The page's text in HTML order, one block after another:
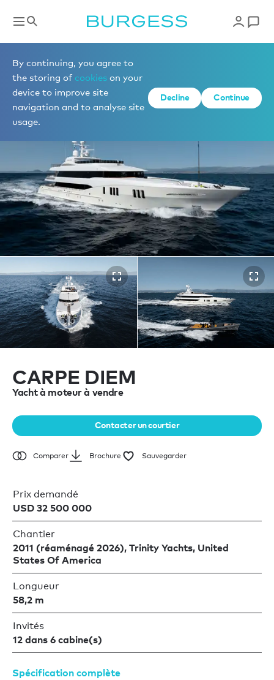
By continuing, you agree to
the storing of cookies on your
device to improve site
navigation and to analyse site
usage.
Decline Continue
Yachts à la vente
1 de 46 photos
CARPE DIEM
Yacht à moteur à vendre
Contacter un courtier
Comparer Brochure Sauvegarder
Prix demandé
USD 32 500 000
Chantier
2011 (réaménagé 2026), Trinity Yachts, United
States Of America
Longueur
58,2 m
Invités
12 dans 6 cabine(s)
Spécification complète